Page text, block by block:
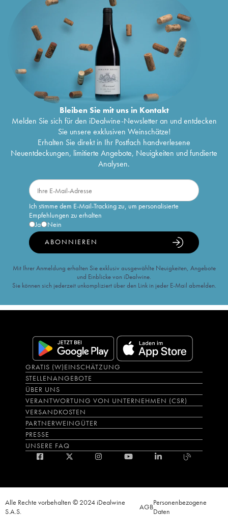
Bleiben Sie mit uns in Kontakt
Melden Sie sich für den iDealwine-Newsletter an und entdecken
Sie unsere exklusiven Weinschätze!
Erhalten Sie direkt in Ihr Postfach handverlesene
Neuentdeckungen, limitierte Angebote, Neuigkeiten und fundierte
Analysen.
Ich stimme dem E-Mail-Tracking zu, um personalisierte
Empfehlungen zu erhalten
Ja
Nein
ABONNIEREN
Mit Ihrer Anmeldung erhalten Sie exklusiv ausgewählte Neuigkeiten, Angebote
und Einblicke von iDealwine.
Sie können sich jederzeit unkompliziert über den Link in jeder E-Mail abmelden.
GRATIS (W)EINSCHÄTZUNG
STELLENANGEBOTE
ÜBER UNS
VERANTWORTUNG VON UNTERNEHMEN (CSR)
VERSANDKOSTEN
PARTNERWEINGÜTER
PRESSE
UNSERE FAQ
Alle Rechte vorbehalten © 2024 iDealwine
S.A.S.
AGBPersonenbezogene
Daten